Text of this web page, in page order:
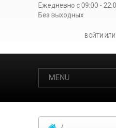
Ежедневно c 09:00 -
Без выходных
ВОЙТИ
MENU